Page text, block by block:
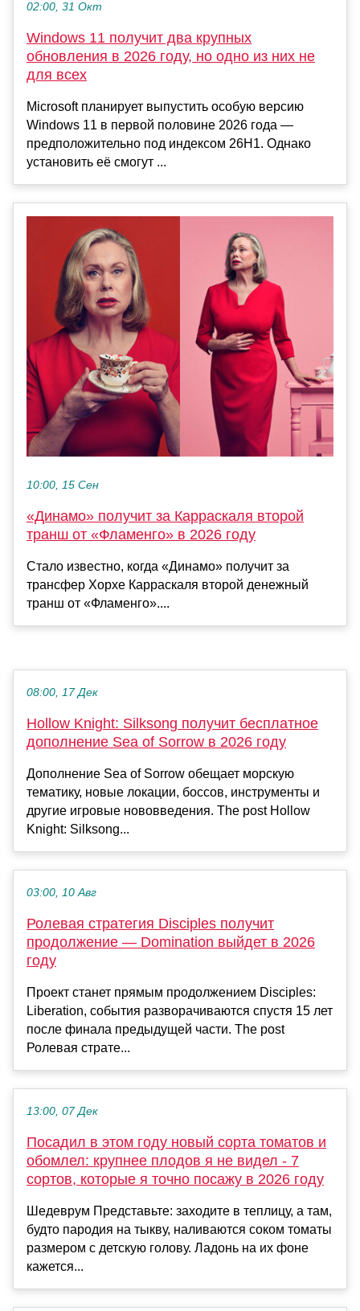
02:00, 31 Окт
Windows 11 получит два крупных
обновления в 2026 году, но одно из них не
для всех
Microsoft планирует выпустить особую версию
Windows 11 в первой половине 2026 года —
предположительно под индексом 26H1. Однако
установить её смогут ...
10:00, 15 Сен
«Динамо» получит за Карраскаля второй
транш от «Фламенго» в 2026 году
Стало известно, когда «Динамо» получит за
трансфер Хорхе Карраскаля второй денежный
транш от «Фламенго»....
08:00, 17 Дек
Hollow Knight: Silksong получит бесплатное
дополнение Sea of Sorrow в 2026 году
Дополнение Sea of Sorrow обещает морскую
тематику, новые локации, боссов, инструменты и
другие игровые нововведения. The post Hollow
Knight: Silksong...
03:00, 10 Авг
Ролевая стратегия Disciples получит
продолжение — Domination выйдет в 2026
году
Проект станет прямым продолжением Disciples:
Liberation, события разворачиваются спустя 15 лет
после финала предыдущей части. The post
Ролевая страте...
13:00, 07 Дек
Посадил в этом году новый сорта томатов и
обомлел: крупнее плодов я не видел - 7
сортов, которые я точно посажу в 2026 году
Шедеврум Представьте: заходите в теплицу, а там,
будто пародия на тыкву, наливаются соком томаты
размером с детскую голову. Ладонь на их фоне
кажется...